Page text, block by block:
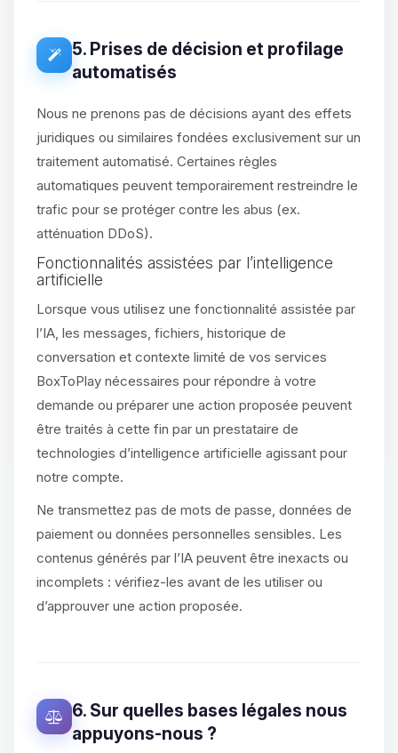
5. Prises de décision et profilage
automatisés
Nous ne prenons pas de décisions ayant des effets
juridiques ou similaires fondées exclusivement sur un
traitement automatisé. Certaines règles
automatiques peuvent temporairement restreindre le
trafic pour se protéger contre les abus (ex.
atténuation DDoS).
Fonctionnalités assistées par l’intelligence
artificielle
Lorsque vous utilisez une fonctionnalité assistée par
l’IA, les messages, fichiers, historique de
conversation et contexte limité de vos services
BoxToPlay nécessaires pour répondre à votre
demande ou préparer une action proposée peuvent
être traités à cette fin par un prestataire de
technologies d’intelligence artificielle agissant pour
notre compte.
Ne transmettez pas de mots de passe, données de
paiement ou données personnelles sensibles. Les
contenus générés par l’IA peuvent être inexacts ou
incomplets : vérifiez-les avant de les utiliser ou
d’approuver une action proposée.
6. Sur quelles bases légales nous
appuyons-nous ?